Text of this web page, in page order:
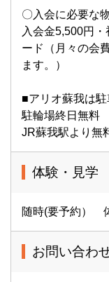
〇入会に必要な
入会金5,500円
ード（月々の会
ます。）
■アリオ蘇我は
駐輪場終日無料
JR蘇我駅より無
体験・見学
随時(要予約）
お問い合わ